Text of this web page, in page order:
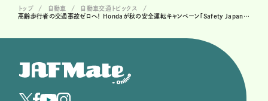
トップ 自動車
自動車交通トピックス
高齢歩行者の交通事故ゼロへ！ Hondaが秋の安全運転キャンペーン「Safety Japan Action 2025秋」を開催